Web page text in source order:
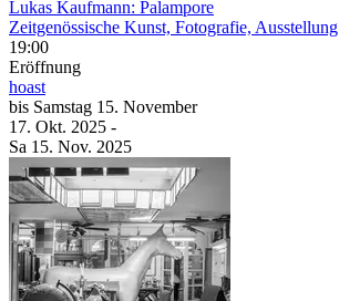
Lukas Kaufmann: Palampore
Zeitgenössische Kunst, Fotografie, Ausstellung
19:00
Eröffnung
hoast
bis Samstag 15. November
17. Okt. 2025 -
Sa 15. Nov. 2025